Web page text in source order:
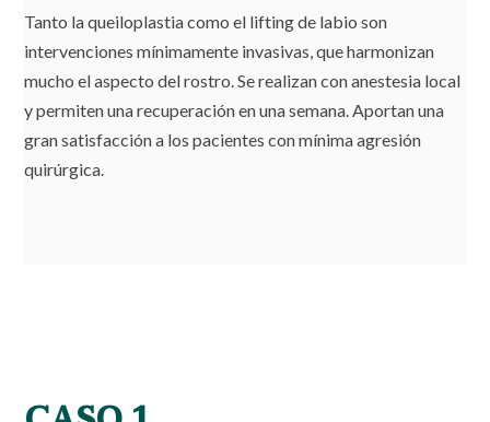
Tanto la queiloplastia como el lifting de labio son
intervenciones mínimamente invasivas, que harmonizan
mucho el aspecto del rostro. Se realizan con anestesia local
y permiten una recuperación en una semana. Aportan una
gran satisfacción a los pacientes con mínima agresión
quirúrgica.